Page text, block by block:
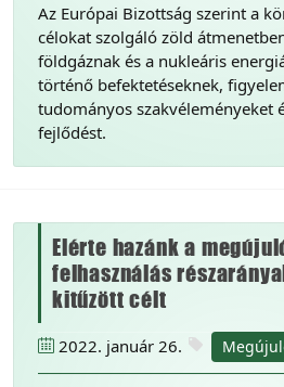
Az Európai Bizottság szerint a
célokat szolgáló zöld
földgáznak és a nukleáris
történő befektetéseknek,
tudományos szakvéleményeket
fejlődést.
Elérte hazánk a
felhasználás
kitűzött célt
2022. január 26.